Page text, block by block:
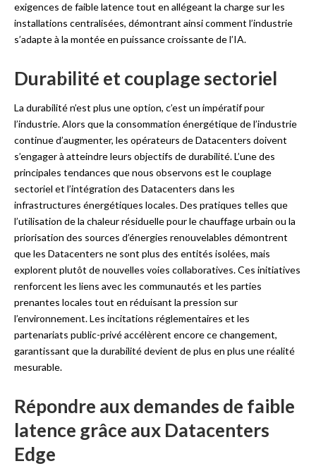
exigences de faible latence tout en allégeant la charge sur les
installations centralisées, démontrant ainsi comment l’industrie
s’adapte à la montée en puissance croissante de l’IA.
Durabilité et couplage sectoriel
La durabilité n’est plus une option, c’est un impératif pour
l’industrie. Alors que la consommation énergétique de l’industrie
continue d’augmenter, les opérateurs de Datacenters doivent
s’engager à atteindre leurs objectifs de durabilité. L’une des
principales tendances que nous observons est le couplage
sectoriel et l’intégration des Datacenters dans les
infrastructures énergétiques locales. Des pratiques telles que
l’utilisation de la chaleur résiduelle pour le chauffage urbain ou la
priorisation des sources d’énergies renouvelables démontrent
que les Datacenters ne sont plus des entités isolées, mais
explorent plutôt de nouvelles voies collaboratives. Ces initiatives
renforcent les liens avec les communautés et les parties
prenantes locales tout en réduisant la pression sur
l’environnement. Les incitations réglementaires et les
partenariats public-privé accélèrent encore ce changement,
garantissant que la durabilité devient de plus en plus une réalité
mesurable.
Répondre aux demandes de faible
latence grâce aux Datacenters
Edge